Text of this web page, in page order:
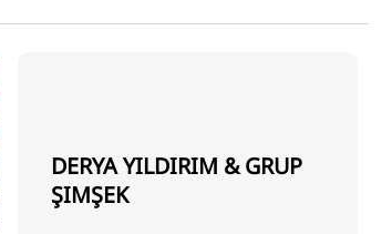
DERYA YILDIRIM & GRUP
ŞIMŞEK